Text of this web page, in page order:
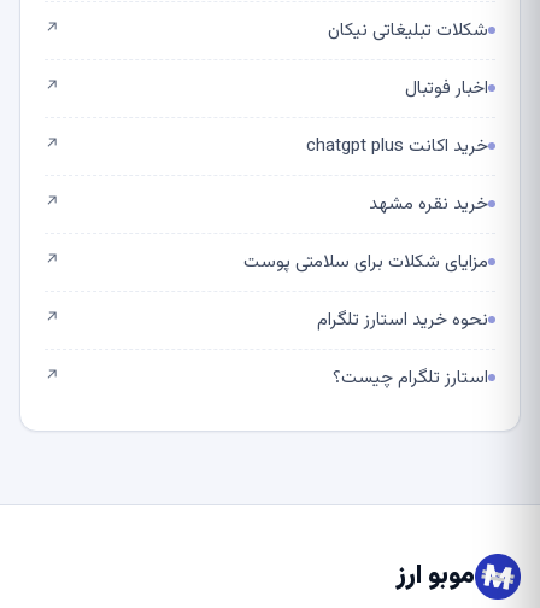
شکلات تبلیغاتی نیکان ↗
اخبار فوتبال ↗
خرید اکانت chatgpt plus ↗
خرید نقره مشهد ↗
مزایای شکلات برای سلامتی پوست ↗
نحوه خرید استارز تلگرام ↗
استارز تلگرام چیست؟ ↗
موبو ارز